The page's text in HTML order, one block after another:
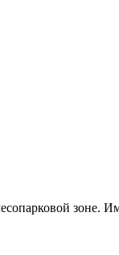
зоне.